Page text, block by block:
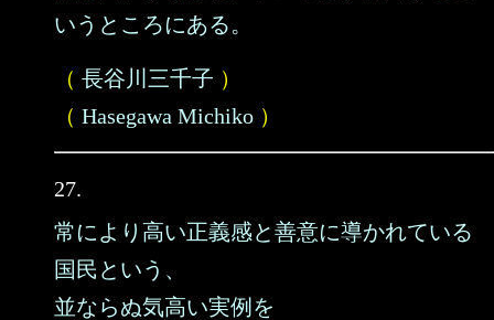
いうところにある。
（ 長谷川三千子 ）
（ Hasegawa Michiko ）
27.
常により高い正義感と善意に導かれている
国民という、
並ならぬ気高い実例を